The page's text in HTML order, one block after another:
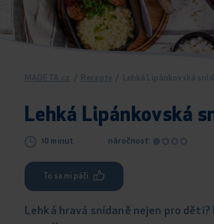
MADETA.cz / Recepty / Lehká Lipánkovská
Lehká Lipánkovská
10 minut náročnosť:
To sa mi páči
Lehká hravá snídaně nejen pro děti?